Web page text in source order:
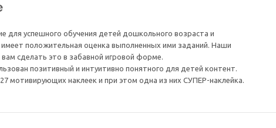
для успешного обучения детей дошкольного возраста и
имеет положительная оценка выполненных ими заданий. Наши
вам сделать это в забавной игровой форме.
позитивный и интуитивно понятного для детей контент.
мотивирующих наклеек и при этом одна из них СУПЕР-наклейка.